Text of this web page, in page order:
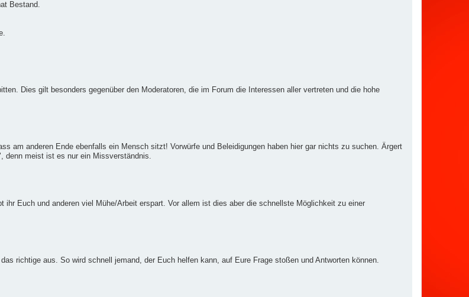
Bestand.
Dies gilt besonders gegenüber den Moderatoren, die im Forum die Interessen aller vertreten und die hohe
am anderen Ende ebenfalls ein Mensch sitzt! Vorwürfe und Beleidigungen haben hier gar nichts zu suchen. Ärgert
denn meist ist es nur ein Missverständnis.
Euch und anderen viel Mühe/Arbeit erspart. Vor allem ist dies aber die schnellste Möglichkeit zu einer
richtige aus. So wird schnell jemand, der Euch helfen kann, auf Eure Frage stoßen und Antworten können.